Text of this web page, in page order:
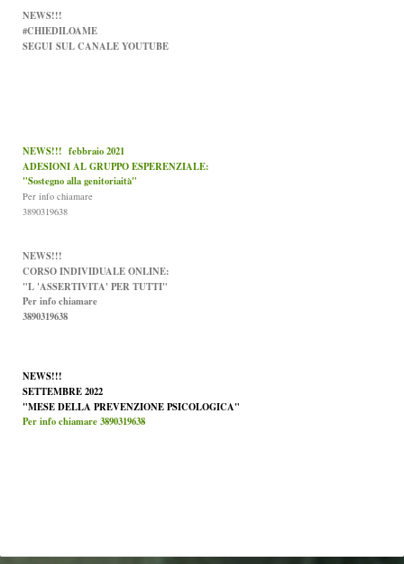
NEWS!!!
#CHIEDILOAME
SEGUI SUL CANALE YOUTUBE
NEWS!!! febbraio 2021
ADESIONI AL GRUPPO ESPERENZIALE:
"Sostegno alla genitoriaità"
Per info chiamare
3890319638
NEWS!!!
CORSO INDIVIDUALE ONLINE:
"L 'ASSERTIVITA' PER TUTTI"
Per info chiamare
3890319638
NEWS!!!
SETTEMBRE 2022
"MESE DELLA PREVENZIONE PSICOLOGICA"
Per info chiamare 3890319638